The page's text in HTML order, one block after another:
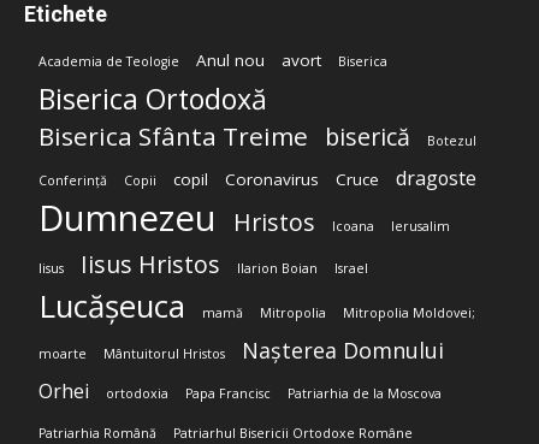
Etichete
Academia de Teologie Anul nou avort Biserica
Biserica Ortodoxă
Biserica Sfânta Treime biserică Botezul
Conferință Copii copil Coronavirus Cruce dragoste
Dumnezeu Hristos Icoana Ierusalim
Iisus Iisus Hristos Ilarion Boian Israel
Lucășeuca mamă Mitropolia Mitropolia Moldovei;
moarte Mântuitorul Hristos Nașterea Domnului
Orhei ortodoxia Papa Francisc Patriarhia de la Moscova
Patriarhia Română Patriarhul Bisericii Ortodoxe Române